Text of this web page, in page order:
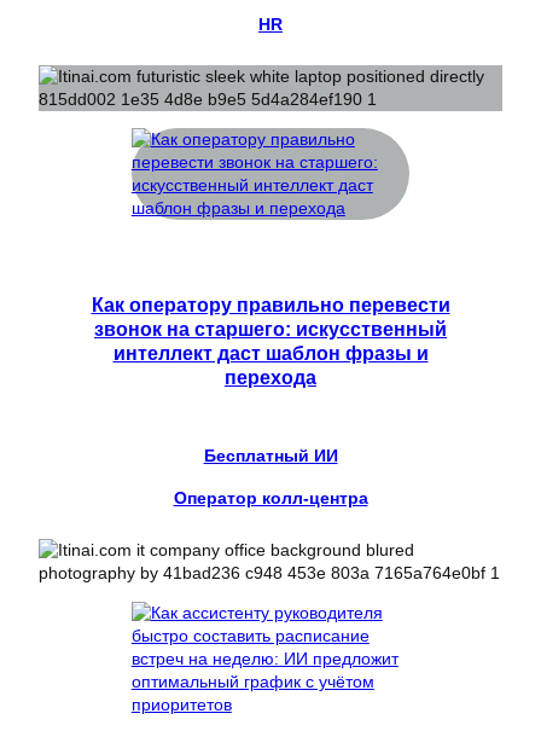
HR
Как оператору правильно перевести
звонок на старшего: искусственный
интеллект даст шаблон фразы и
перехода
Бесплатный ИИ
Оператор колл-центра